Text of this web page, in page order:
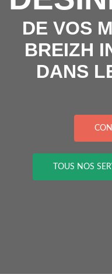
DE VOS
BREIZH
DANS
TOUS NOS